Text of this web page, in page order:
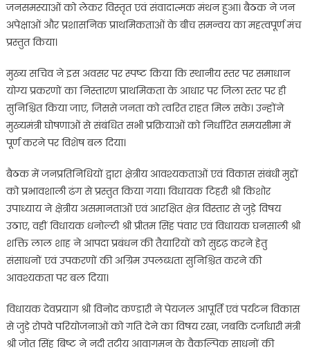
जनसमस्याओं को लेकर विस्तृत एवं संवादात्मक मंथन हुआ। बैठक ने जन
अपेक्षाओं और प्रशासनिक प्राथमिकताओं के बीच समन्वय का महत्वपूर्ण मंच
प्रस्तुत किया।
मुख्य सचिव ने इस अवसर पर स्पष्ट किया कि स्थानीय स्तर पर समाधान
योग्य प्रकरणों का निस्तारण प्राथमिकता के आधार पर जिला स्तर पर ही
सुनिश्चित किया जाए, जिससे जनता को त्वरित राहत मिल सके। उन्होंने
मुख्यमंत्री घोषणाओं से संबंधित सभी प्रक्रियाओं को निर्धारित समयसीमा में
पूर्ण करने पर विशेष बल दिया।
बैठक में जनप्रतिनिधियों द्वारा क्षेत्रीय आवश्यकताओं एवं विकास संबंधी मुद्दों
को प्रभावशाली ढंग से प्रस्तुत किया गया। विधायक टिहरी श्री किशोर
उपाध्याय ने क्षेत्रीय असमानताओं एवं आरक्षित क्षेत्र विस्तार से जुड़े विषय
उठाए, वहीं विधायक धनोल्टी श्री प्रीतम सिंह पंवार एवं विधायक घनसाली श्री
शक्ति लाल शाह ने आपदा प्रबंधन की तैयारियों को सुदृढ़ करने हेतु
संसाधनों एवं उपकरणों की अग्रिम उपलब्धता सुनिश्चित करने की
आवश्यकता पर बल दिया।
विधायक देवप्रयाग श्री विनोद कण्डारी ने पेयजल आपूर्ति एवं पर्यटन विकास
से जुड़े रोपवे परियोजनाओं को गति देने का विषय रखा, जबकि दर्जाधारी मंत्री
श्री जोत सिंह बिष्ट ने नदी तटीय आवागमन के वैकल्पिक साधनों की